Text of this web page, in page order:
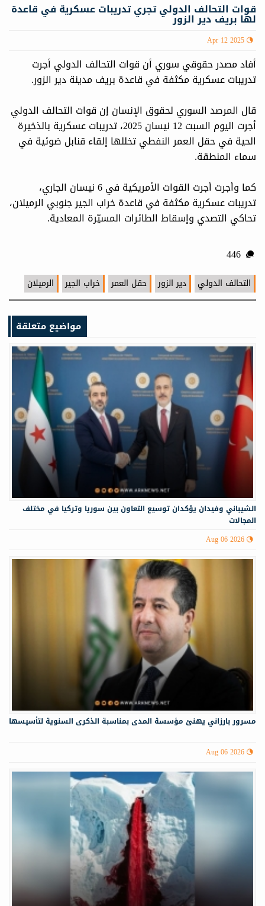
قوات التحالف الدولي تجري تدريبات عسكرية في قاعدة
لها بريف دير الزور
Apr 12 2025
أفاد مصدر حقوقي سوري أن قوات التحالف الدولي أجرت
تدريبات عسكرية مكثفة في قاعدة بريف مدينة دير الزور.
قال المرصد السوري لحقوق الإنسان إن قوات التحالف الدولي
أجرت اليوم السبت 12 نيسان 2025، تدريبات عسكرية بالذخيرة
الحية في حقل العمر النفطي تخللها إلقاء قنابل ضوئية في
سماء المنطقة.
كما وأجرت أجرت القوات الأمريكية في 6 نيسان الجاري،
تدريبات عسكرية مكثفة في قاعدة خراب الجير جنوبي الرميلان،
تحاكي التصدي وإسقاط الطائرات المسيّرة المعادية.
التحالف الدولي دير الزور حقل العمر خراب الجير الرميلان
مواضيع متعلقة
الشيباني وفيدان يؤكدان توسيع التعاون بين سوريا وتركيا في مختلف
المجالات
Aug 06 2026
مسرور بارزاني يهنئ مؤسسة المدى بمناسبة الذكرى السنوية لتأسيسها
Aug 06 2026